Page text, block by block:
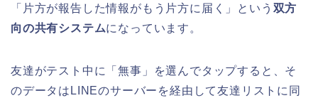
「片方が報告した情報がもう片方に届く」という 双方
向の共有システムになっています。
友達がテスト中に「無事」を選んでタップすると、そ
のデータはLINEのサーバーを経由して友達リストに同